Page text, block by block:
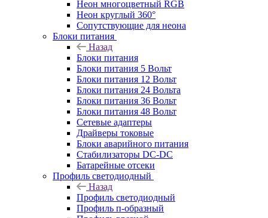
Неон многоцветный RGB
Неон круглый 360°
Сопутствующие для неона
Блоки питания
Назад
Блоки питания
Блоки питания 5 Вольт
Блоки питания 12 Вольт
Блоки питания 24 Вольта
Блоки питания 36 Вольт
Блоки питания 48 Вольт
Сетевые адаптеры
Драйверы токовые
Блоки аварийного питания
Стабилизаторы DC-DC
Батарейные отсеки
Профиль светодиодный
Назад
Профиль светодиодный
Профиль п-образный